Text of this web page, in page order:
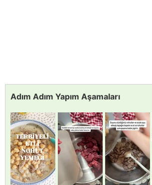
Adım Adım Yapım Aşamaları